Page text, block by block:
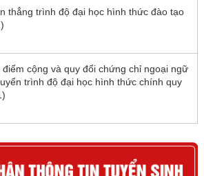
thẳng trình độ đại học hình thức đào tạo
cộng và quy đổi chứng chỉ ngoại ngữ
trình độ đại học hình thức chính quy